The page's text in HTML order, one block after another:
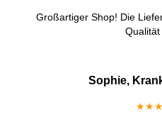
Großartiger Shop! Die
Qualität
Sophie,